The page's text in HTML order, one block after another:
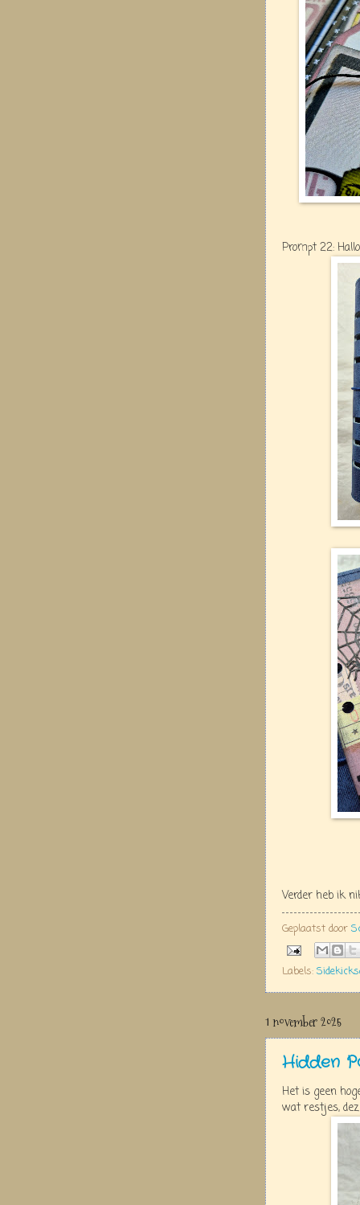
Prompt 22:
Verder heb ik
Geplaatst door
Labels:
1 november 2025
Hidden
Het is geen
wat restjes,